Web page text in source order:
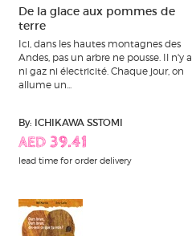
De la glace aux pommes de
terre
Ici, dans les hautes montagnes des
Andes, pas un arbre ne pousse. Il n'y a
ni gaz ni électricité. Chaque jour, on
allume un...
By: ICHIKAWA SSTOMI
AED 39.41
lead time for order delivery